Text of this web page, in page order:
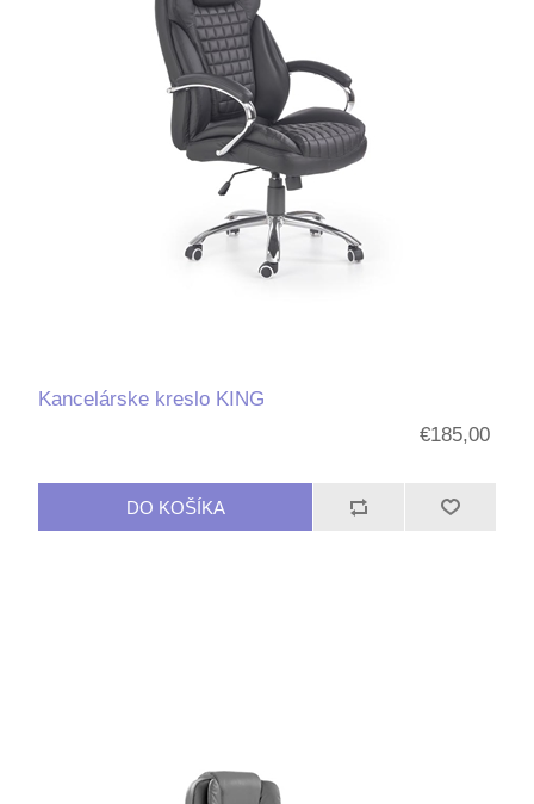
Kancelárske kreslo KING
€185,00